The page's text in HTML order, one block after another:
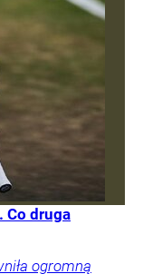
Co druga
ogromną